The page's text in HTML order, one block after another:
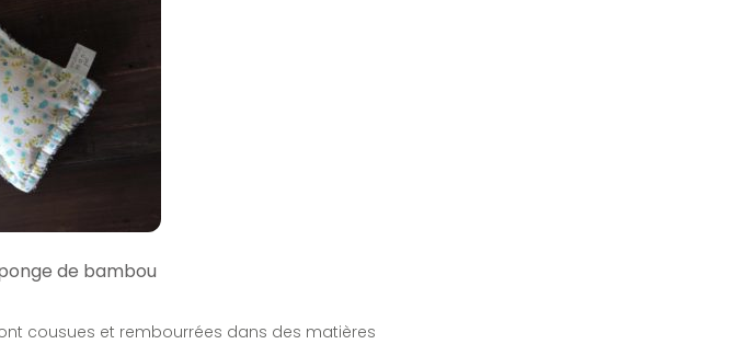
de bambou
cousues et rembourrées dans des matières